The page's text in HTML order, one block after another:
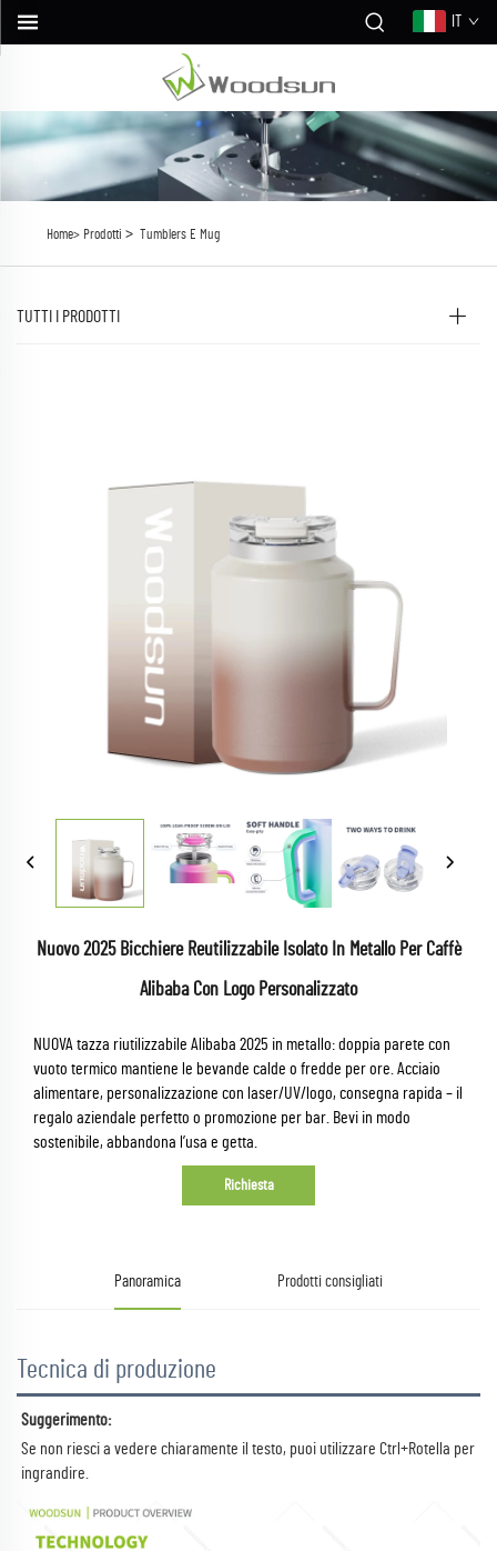
Home> Prodotti > Tumblers E Mug
TUTTI I PRODOTTI
Nuovo 2025 Bicchiere Reutilizzabile Isolato In Metallo Per Caffè
Alibaba Con Logo Personalizzato
NUOVA tazza riutilizzabile Alibaba 2025 in metallo: doppia parete con
vuoto termico mantiene le bevande calde o fredde per ore. Acciaio
alimentare, personalizzazione con laser/UV/logo, consegna rapida – il
regalo aziendale perfetto o promozione per bar. Bevi in modo
sostenibile, abbandona l’usa e getta.
Richiesta
Panoramica Prodotti consigliati
Tecnica di produzione
Suggerimento:
Se non riesci a vedere chiaramente il testo, puoi utilizzare Ctrl+Rotella per
ingrandire.